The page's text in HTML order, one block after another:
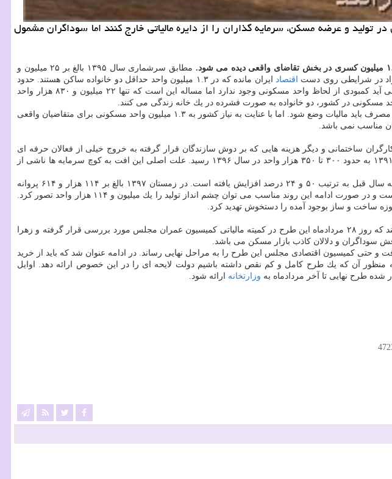
تولید و عرضه مسكن، سرمایه گذاران را از دایره مالیاتی خارج كنند اما سوداگران مشمول
مطابق سرشماری سال ۱۳۹۵ بالغ بر ۲۵ میلیون و
اقتصاد
ایران مانده كه در ۱.۳ میلیون واحد حداقل دو خانواده ساكن هستند. حدود
۲۵ میلیون و ۴۱۲ هزار واحد مسكونی به ازای ۲۴ میلیون و ۱۹۶ هزار خانوار در كشور وجود دارد. تا این جا به نظر می آید كمبودی از لحاظ واحد مسكونی وجود ندارد اما مساله این است كه تنها ۲۲ میلیون و ۸۳۰ هزار واحد
آمار گویای آن می باشد كه از یك طرف با مازاد عرضه ناشی از تقاضای سوداگرانه مواجهیم كه برای ورود آنها به بازار مصرف باید مالیات وضع شود. اما با عنایت به نیاز كشور به ۱.۳ میلیون واحد مسكونی برای متقاضیان واقعی
مناسب نمی باشد.
ساختمانی و دیگر هزینه هایی كه بر دوش سازندگان قرار گرفته به خروج خیلی از فعالان حرفه ای
این بخش منجر گردیده است. تا جایی كه آمار تولید سالیانه مسكن از میانگین ۹۴۰ هزار واحد طی سال های ۱۳۸۸ تا ۱۳۹۱ به حدود ۳۰۰ تا ۳۵۰ هزار واحد در سال ۱۳۹۶ رسید. علت اصلی این افت به كوچ سرمایه ها ناشی از
گویای آن می باشد كه حجم ساخت و ساز در كشور نسبت به فصل قبل و فصل مشابه سال قبل به ترتیب ۵۰ و ۲۴ درصد افزایش یافته است. در زمستان ۱۳۹۷ بالغ بر ۱۱۴ هزار و ۶۱۴ پروانه
ساختمانی با میانگین ۲.۵ واحد برای هر پروانه صادر شده كه نشان دهنده تولید ۲۸۵ هزار واحد مسكونی در یك فصل است و در صورت ادامه این روند مناسب می توان چشم انداز تولید را یك میلیون و ۱۱۴ هزار واحد تصور كرد.
آخرین خبر در این خصوص از آن حكایت می كند كه روز ۲۸ مردادماه این طرح در كمیته مالیاتی كمیسیون عمران مجلس مورد بررسی قرار گرفته و زهرا
سوداگران و دلالان كاذب بازار مسكن می باشد.
حتی كمیسیون اقتصادی مجلس این طرح را به مراحل نهایی رساند. در ادامه عنوان شد كه باید از خرید
آن كه یك طرح كامل و كم نقص داشته باشیم دولت لایحه ای را در این خصوص ارائه دهد. اوایل
طرح نهایی تا آخر مردادماه به وزارتخانه ارائه شود.